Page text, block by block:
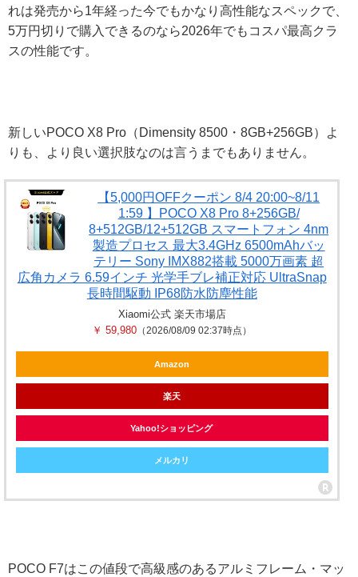
れは発売から1年経った今でもかなり高性能なスペックで、
5万円切りで購入できるのなら2026年でもコスパ最高クラ
スの性能です。
新しいPOCO X8 Pro（Dimensity 8500・8GB+256GB）よ
りも、より良い選択肢なのは言うまでもありません。
【5,000円OFFクーポン 8/4 20:00~8/11
1:59 】POCO X8 Pro 8+256GB/
8+512GB/12+512GB スマートフォン 4nm
製造プロセス 最大3.4GHz 6500mAhバッ
テリー Sony IMX882搭載 5000万画素 超
広角カメラ 6.59インチ 光学手ブレ補正対応 UltraSnap
長時間駆動 IP68防水防塵性能
Xiaomi公式 楽天市場店
￥ 59,980 （2026/08/09 02:37時点）
Amazon
楽天
Yahoo!ショッピング
メルカリ
POCO F7はこの値段で高級感のあるアルミフレーム・マッ